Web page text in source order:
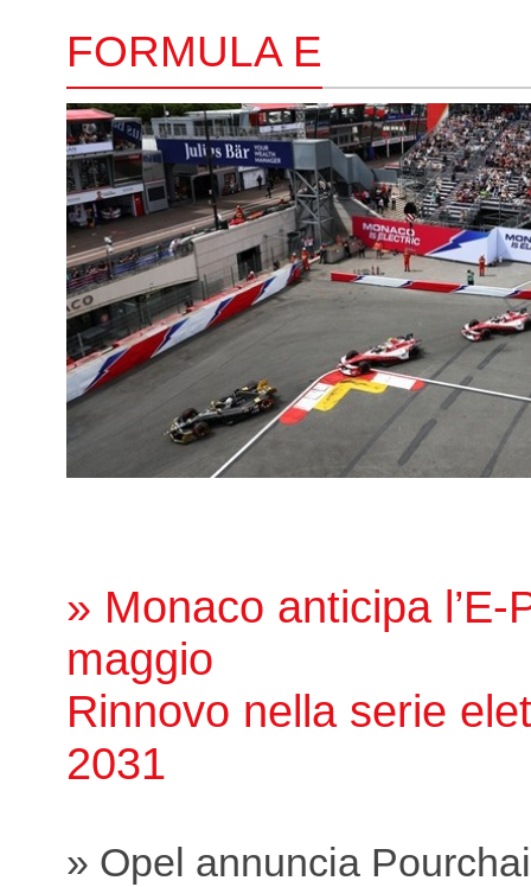
FORMULA E
» Monaco anticipa l’E-
maggio
Rinnovo nella serie
2031
» Opel annuncia